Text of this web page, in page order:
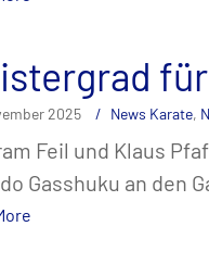
2025 News Karate,
Feil und Klaus
Gasshuku an den